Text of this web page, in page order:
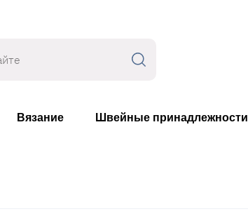
Вязание Швейные принадлежности